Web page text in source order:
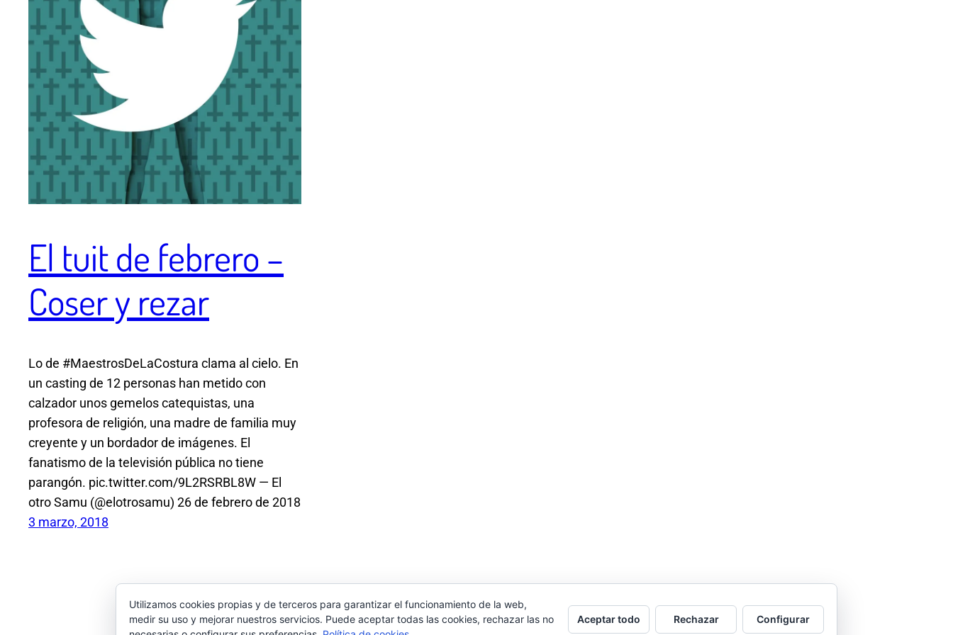
El tuit de febrero –
Coser y rezar
Lo de #MaestrosDeLaCostura clama al cielo. En
un casting de 12 personas han metido con
calzador unos gemelos catequistas, una
profesora de religión, una madre de familia muy
creyente y un bordador de imágenes. El
fanatismo de la televisión pública no tiene
parangón. pic.twitter.com/9L2RSRBL8W — El
otro Samu (@elotrosamu) 26 de febrero de 2018
3 marzo, 2018
Utilizamos cookies propias y de terceros para garantizar el funcionamiento de la web,
medir su uso y mejorar nuestros servicios. Puede aceptar todas las cookies, rechazar las no
Aceptar todo Rechazar Configurar